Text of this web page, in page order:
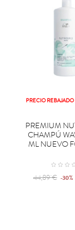
PRECIO REBAJADO

PREMIUM
CHAMPÚ
ML NUEVO
Regular
44,89 € -30%